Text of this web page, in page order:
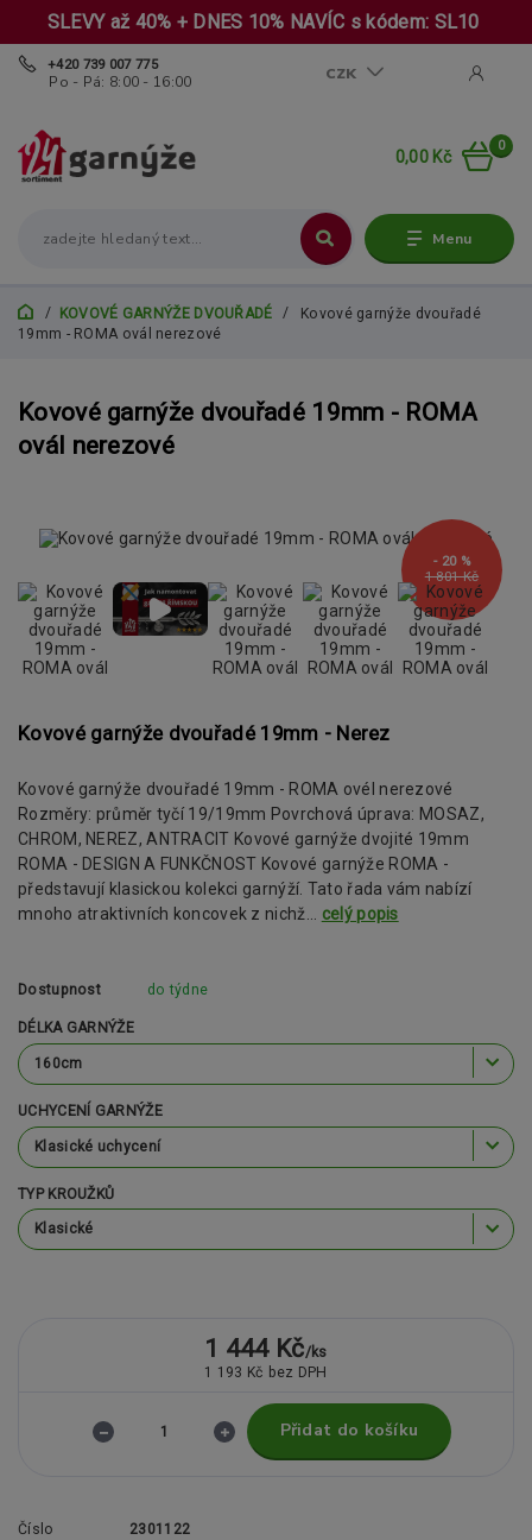
SLEVY až 40% + DNES 10% NAVÍC s kódem: SL10
Menu
CZK
+420 739 007 775
Po - Pá: 8:00 - 16:00
0
0,00 Kč
KOVOVÉ GARNÝŽE DVOUŘADÉ
Kovové garnýže dvouřadé
19mm - ROMA ovál nerezové
Kovové garnýže dvouřadé 19mm - ROMA
ovál nerezové
1 801 Kč
- 20 %
Kovové garnýže dvouřadé 19mm - Nerez
Kovové garnýže dvouřadé 19mm - ROMA ovél nerezové
Rozměry: průměr tyčí 19/19mm Povrchová úprava: MOSAZ,
CHROM, NEREZ, ANTRACIT Kovové garnýže dvojité 19mm
ROMA - DESIGN A FUNKČNOST Kovové garnýže ROMA -
představují klasickou kolekci garnýží. Tato řada vám nabízí
mnoho atraktivních koncovek z nichž... celý popis
Dostupnost do týdne
DÉLKA GARNÝŽE
UCHYCENÍ GARNÝŽE
TYP KROUŽKŮ
1 444 Kč/ks
1 193 Kč bez DPH
Přidat do košíku
Číslo
2301122